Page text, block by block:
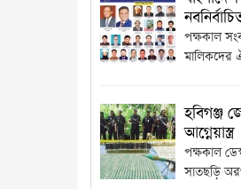
পক্ষকাল
মালিকদের
হবিগঞ্জ
আগ্নেয়াস্ত্র
পক্ষকাল
সাতছড়ি